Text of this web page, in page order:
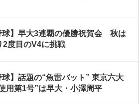
球】早大3連覇の優勝祝賀会 秋は
2度目のV4に挑戦
球】話題の“魚雷バット” 東京六大
用第1号”は早大・小澤周平